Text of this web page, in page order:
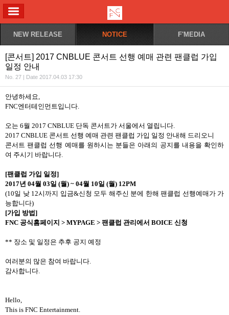
NEW RELEASE NOTICE F'MEDIA
[콘서트] 2017 CNBLUE 콘서트 선행 예매 관련 팬클럽 가입
일정 안내
No. 27 | Date 2017.04.03 17:30
안녕하세요,
FNC엔터테인먼트입니다.
오는 6월 2017 CNBLUE 단독 콘서트가 서울에서 열립니다.
2017 CNBLUE 콘서트 선행 예매 관련 팬클럽 가입 일정 안내해 드리오니
콘서트 팬클럽 선행 예매를 원하시는 분들은 아래의 공지를 내용을 확인하
여 주시기 바랍니다.
[팬클럽 가입 일정]
2017년 04월 03일 (월) ~ 04월 10일 (월) 12PM
(10일 낮 12시까지 입금&신청 모두 해주신 분에 한해 팬클럽 선행예매가 가
능합니다)
[가입 방법 ]
FNC 공식홈페이지 > MYPAGE > 팬클럽 관리에서 BOICE 신청
** 장소 및 일정은 추후 공지 예정
여러분의 많은 참여 바랍니다.
감사합니다.
Hello,
This is FNC Entertainment.